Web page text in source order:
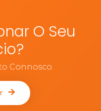
O Seu
Connosco.